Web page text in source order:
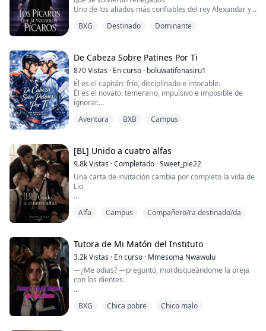
Uno de los aliados más confiables del rey Alexandar y
Blanca, ha sido emparejado con una loba roja llamada
cualquier don nadie, sino la líder de una manada de
renegados que sobrevivió a expediciones destinadas...
BXG Destinado Dominante
De Cabeza Sobre Patines Por Ti
870Vistas · En curso · boluwatifenasiru1
Él es el capitán: frío, disciplinado e intocable.
Él es el novato: temerario, impulsivo e imposible de
ignorar.
Cuando asignan a Jace Maddox como compañero de
ninguno puede escapar. Pero detrás del exterior
imprudente de Jace se esconde un pasado doloroso, y
detrás del porte sereno y co...
Aventura BXB Campus
[BL] Unido a cuatro alfas
9.8kVistas ·Completado ·Sweet_pie22
Una carta de invitación cambia por completo la vida de
Lio.
Mate, un lugar donde los alfas poderosos pueden
Pero lo que Lio no sabe es que el destino tiene algo
extraordinario reservado para él.
No uno, ni dos, sino cuatro hermanos alfa lo
reclamarán como su pareja destinada.
—Estás unido a mí. Nadie pue...
Alfa Campus Compañero/ra destinado/da
Tutora de Mi Matón del Instituto
3.2kVistas · En curso · Mmesoma Nwawulu
—¿Me odias? —preguntó, mordisqueándome la oreja
con los dientes.
estaba sintiendo. Hace un minuto estaba segura de
BXG Chica pobre Chico malo